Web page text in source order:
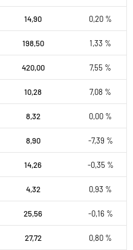
14,90 0,20 %
198,50 1,33 %
420,00 7,55 %
10,28 7,08 %
8,32 0,00 %
8,90 -7,39 %
14,26 -0,35 %
4,32 0,93 %
25,56 -0,16 %
27,72 0,80 %